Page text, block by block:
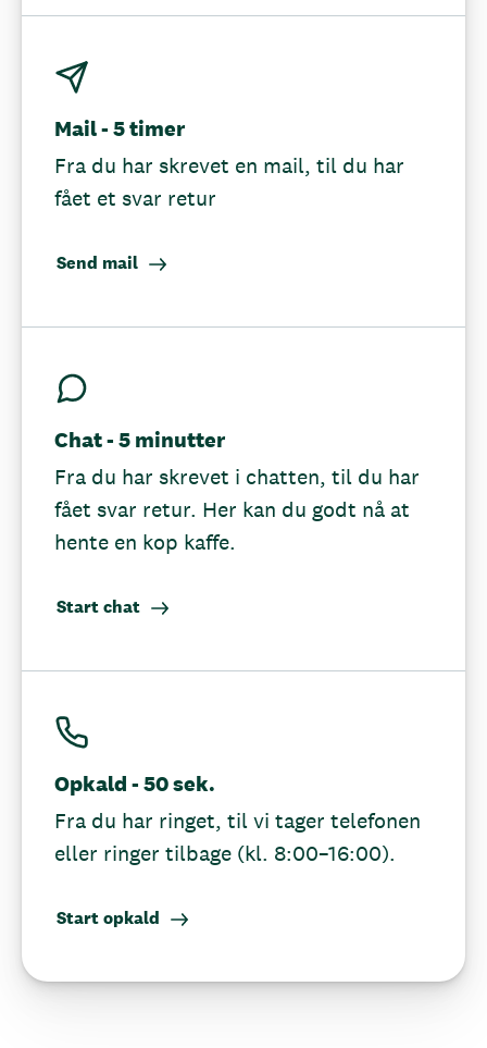
Mail - 5 timer
Fra du har skrevet en mail, til du har
fået et svar retur
Send mail
Chat - 5 minutter
Fra du har skrevet i chatten, til du har
fået svar retur. Her kan du godt nå at
hente en kop kaffe.
Start chat
Opkald - 50 sek.
Fra du har ringet, til vi tager telefonen
eller ringer tilbage (kl. 8:00–16:00).
Start opkald